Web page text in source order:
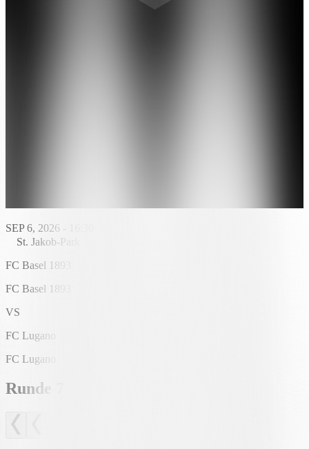
SEP 6, 2026 - 16:30
St. Jakob-Park
FC Basel 1893
FC Basel 1893
VS
FC Lugano
FC Lugano
Runde